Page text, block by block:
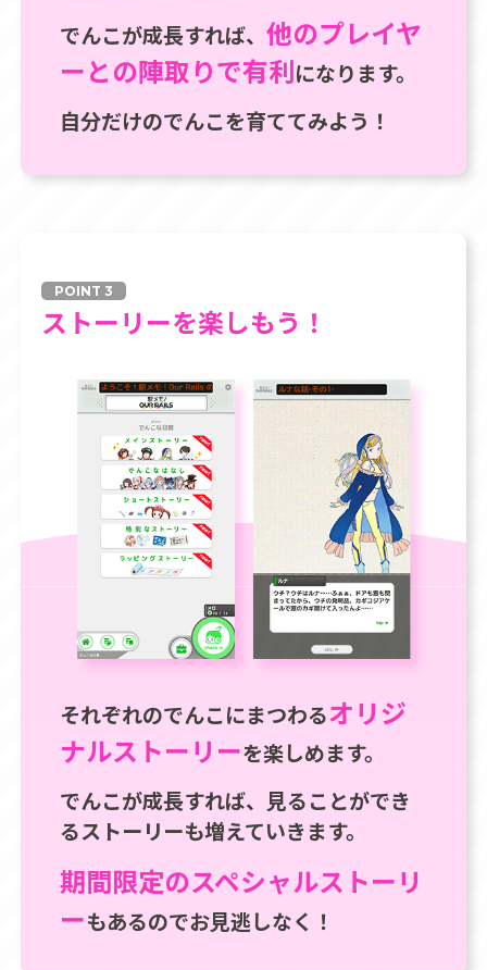
でんこが成長すれば、 他のプレイヤ
ーとの陣取りで有利になります。
自分だけのでんこを育ててみよう！
POINT 3
ストーリーを楽しもう！
それぞれのでんこにまつわるオリジ
ナルストーリーを楽しめます。
でんこが成長すれば、見ることができ
るストーリーも増えていきます。
期間限定のスペシャルストーリ
ーもあるのでお見逃しなく！